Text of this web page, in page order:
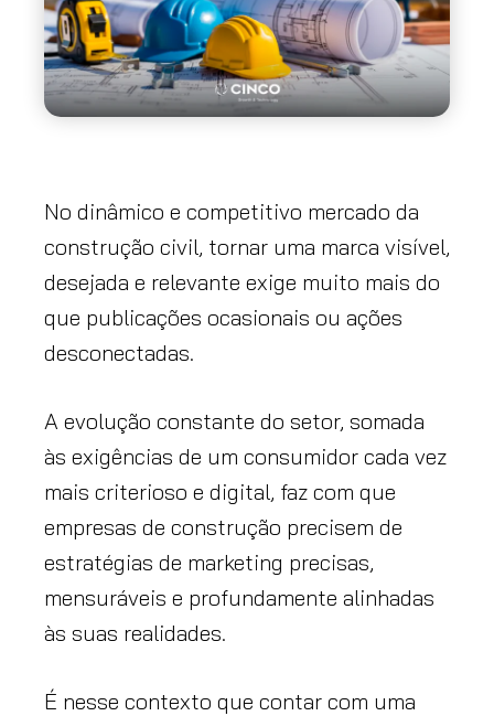
No dinâmico e competitivo mercado da
construção civil, tornar uma marca visível,
desejada e relevante exige muito mais do
que publicações ocasionais ou ações
desconectadas.
A evolução constante do setor, somada
às exigências de um consumidor cada vez
mais criterioso e digital, faz com que
empresas de construção precisem de
estratégias de marketing precisas,
mensuráveis e profundamente alinhadas
às suas realidades.
É nesse contexto que contar com uma